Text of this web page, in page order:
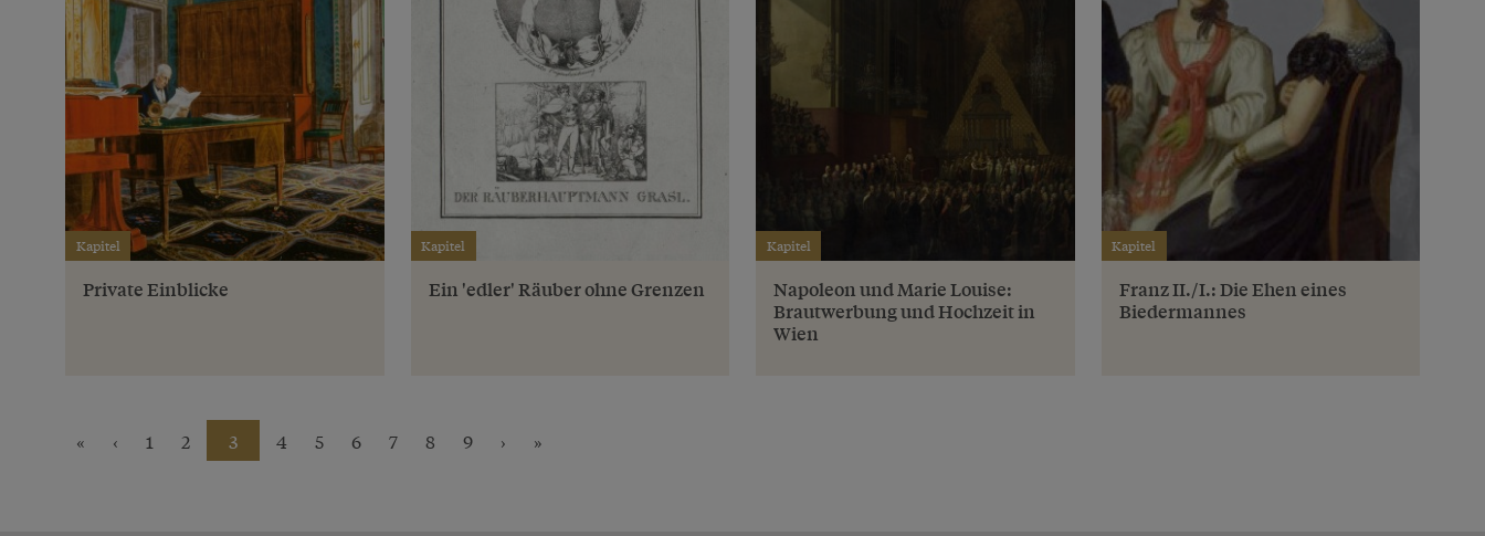
Kapitel
Private Einblicke
Kapitel
Ein 'edler' Räuber ohne Grenzen
Kapitel
Napoleon und Marie Louise:
Brautwerbung und Hochzeit in
Wien
Kapitel
Franz II./I.: Die Ehen eines
Biedermannes
« ‹ 1 2 3 4 5 6 7 8 9 › »